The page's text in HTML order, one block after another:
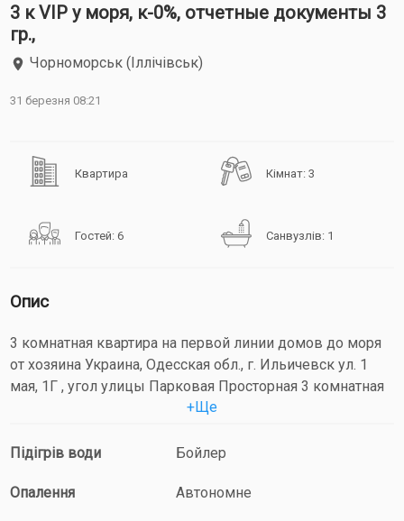
3 к VIP у моря, к-0%, отчетные документы 3
гр.,
Чорноморськ (Іллічівськ)
31 березня 08:21
Квартира Кімнат: 3
Гостей: 6 Санвузлів: 1
Опис
3 комнатная квартира на первой линии домов до моря
от хозяина Украина, Одесская обл., г. Ильичевск ул. 1
мая, 1Г , угол улицы Парковая Просторная 3 комнатная
квартира в новом элитном доме, с хорошим ремонтом,
этажного дома. Есть бесплатный интернет WI-FI,
двуспальных дивана (2+2+2). Площадь квартиры 67 м2,
+Ще
Підігрів води Бойлер
Опалення Автономне